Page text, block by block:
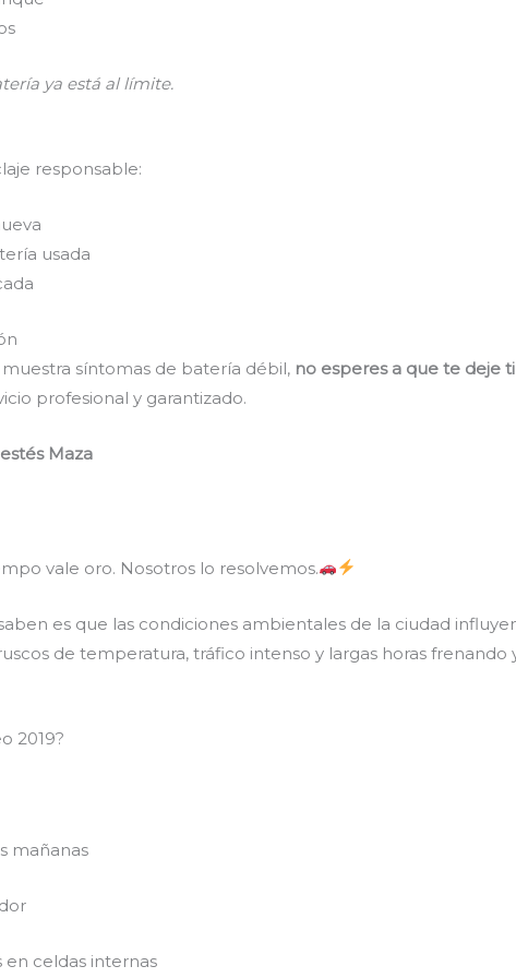
ya está al límite.
responsable:
usada
síntomas de batería débil, no esperes a que te deje
profesional y garantizado.
Maza
vale oro. Nosotros lo resolvemos.
es que las condiciones ambientales de la ciudad
de temperatura, tráfico intenso y largas horas frenando
2019?
mañanas
en celdas internas